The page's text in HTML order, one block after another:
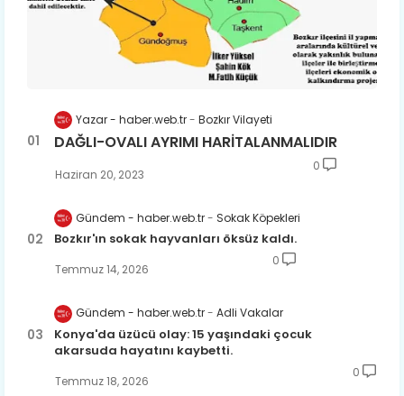
Yazar - haber.web.tr Bozkır Vilayeti
DAĞLI-OVALI AYRIMI HARİTALANMALIDIR
Haziran 20, 2023
0
Gündem - haber.web.tr Sokak Köpekleri
Bozkır'ın sokak hayvanları öksüz kaldı.
Temmuz 14, 2026
0
Gündem - haber.web.tr Adli Vakalar
Konya'da üzücü olay: 15 yaşındaki çocuk
akarsuda hayatını kaybetti.
Temmuz 18, 2026
0